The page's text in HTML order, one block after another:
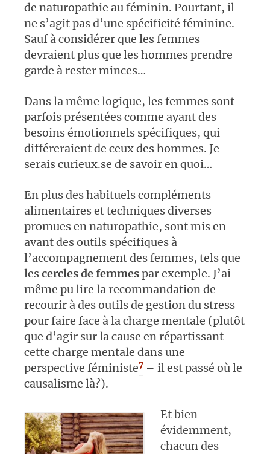
de naturopathie au féminin. Pourtant, il
ne s’agit pas d’une spécificité féminine.
Sauf à considérer que les femmes
devraient plus que les hommes prendre
garde à rester minces…
Dans la même logique, les femmes sont
parfois présentées comme ayant des
besoins émotionnels spécifiques, qui
différeraient de ceux des hommes. Je
serais curieux.se de savoir en quoi…
En plus des habituels compléments
alimentaires et techniques diverses
promues en naturopathie, sont mis en
avant des outils spécifiques à
l’accompagnement des femmes, tels que
lescercles de femmespar exemple. J’ai
même pu lire la recommandation de
recourir à des outils de gestion du stress
pour faire face à la charge mentale (plutôt
que d’agir sur la cause en répartissant
cette charge mentale dans une
perspective féministe7 – il est passé où le
causalisme là?).
Et bien
évidemment,
chacun des